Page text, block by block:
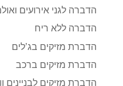
הדברה לגני אירועים
הדברה ללא ריח
הדברת מזיקים בג’לים
הדברת מזיקים ברכב
הדברת מזיקים לבניינים